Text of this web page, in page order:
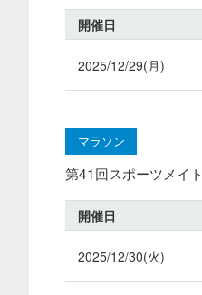
開催日
2025/12/29(月)
マラソン
第41回スポーツメイ
開催日
2025/12/30(火)